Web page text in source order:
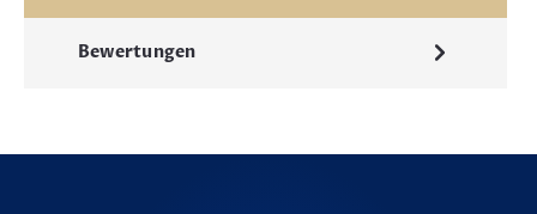
Bewertungen